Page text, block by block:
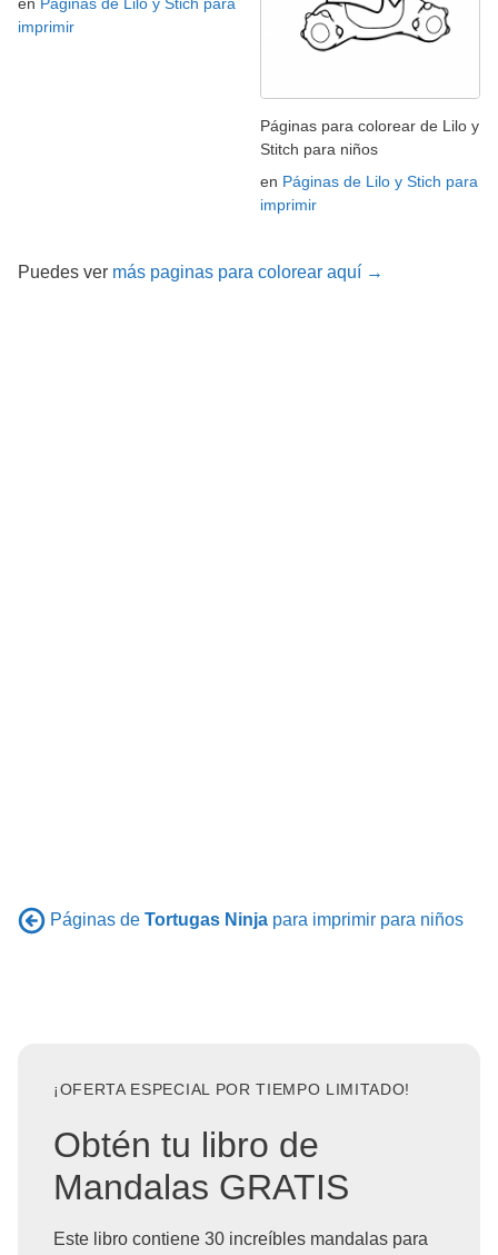
imprimir
Páginas para colorear de Lilo y
Stitch para niños
en Páginas de Lilo y Stich para
imprimir
Puedes ver más paginas para colorear aquí →
Páginas de Tortugas Ninja para imprimir para niños
¡OFERTA ESPECIAL POR TIEMPO LIMITADO!
Obtén tu libro de
Mandalas GRATIS
Este libro contiene 30 increíbles mandalas para